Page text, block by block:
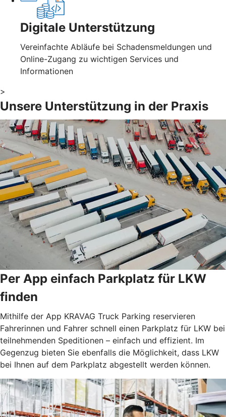
Digitale Unterstützung
Vereinfachte Abläufe bei Schadensmeldungen und
Online-Zugang zu wichtigen Services und
Informationen
>
Unsere Unterstützung in der Praxis
Per App einfach Parkplatz für LKW
finden
Mithilfe der App KRAVAG Truck Parking reservieren
Fahrerinnen und Fahrer schnell einen Parkplatz für LKW bei
teilnehmenden Speditionen – einfach und effizient. Im
Gegenzug bieten Sie ebenfalls die Möglichkeit, dass LKW
bei Ihnen auf dem Parkplatz abgestellt werden können.